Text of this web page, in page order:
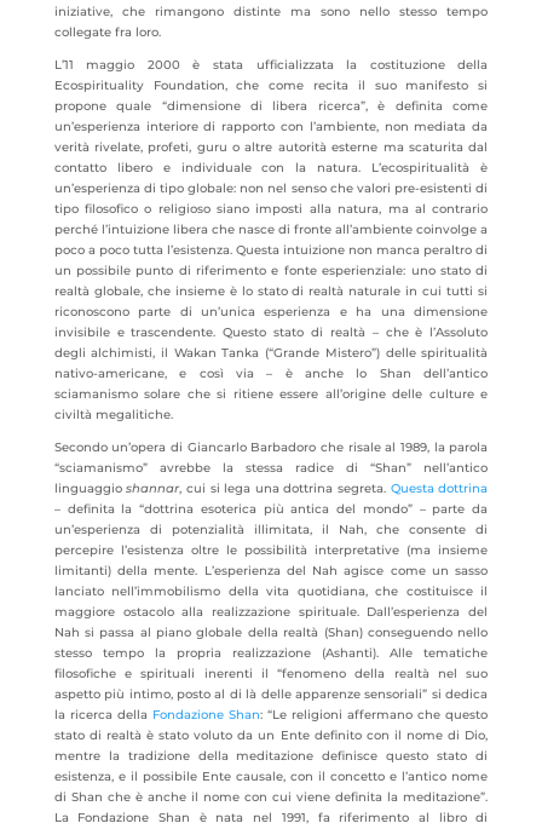
iniziative, che rimangono distinte ma sono nello stesso tempo
collegate fra loro.
L’11 maggio 2000 è stata ufficializzata la costituzione della
Ecospirituality Foundation, che come recita il suo manifesto si
propone quale “dimensione di libera ricerca”, è definita come
un’esperienza interiore di rapporto con l’ambiente, non mediata da
verità rivelate, profeti, guru o altre autorità esterne ma scaturita dal
contatto libero e individuale con la natura. L’ecospiritualità è
un’esperienza di tipo globale: non nel senso che valori pre-esistenti di
tipo filosofico o religioso siano imposti alla natura, ma al contrario
perché l’intuizione libera che nasce di fronte all’ambiente coinvolge a
poco a poco tutta l’esistenza. Questa intuizione non manca peraltro di
un possibile punto di riferimento e fonte esperienziale: uno stato di
realtà globale, che insieme è lo stato di realtà naturale in cui tutti si
riconoscono parte di un’unica esperienza e ha una dimensione
invisibile e trascendente. Questo stato di realtà – che è l’Assoluto
degli alchimisti, il Wakan Tanka (“Grande Mistero”) delle spiritualità
nativo-americane, e così via – è anche lo Shan dell’antico
sciamanismo solare che si ritiene essere all’origine delle culture e
civiltà megalitiche.
Secondo un’opera di Giancarlo Barbadoro che risale al 1989, la parola
“sciamanismo” avrebbe la stessa radice di “Shan” nell’antico
linguaggioshannar, cui si lega una dottrina segreta. Questa dottrina
– definita la “dottrina esoterica più antica del mondo” – parte da
un’esperienza di potenzialità illimitata, il Nah, che consente di
percepire l’esistenza oltre le possibilità interpretative (ma insieme
limitanti) della mente. L’esperienza del Nah agisce come un sasso
lanciato nell’immobilismo della vita quotidiana, che costituisce il
maggiore ostacolo alla realizzazione spirituale. Dall’esperienza del
Nah si passa al piano globale della realtà (Shan) conseguendo nello
stesso tempo la propria realizzazione (Ashanti). Alle tematiche
filosofiche e spirituali inerenti il “fenomeno della realtà nel suo
aspetto più intimo, posto al di là delle apparenze sensoriali” si dedica
la ricerca della Fondazione Shan: “Le religioni affermano che questo
stato di realtà è stato voluto da un Ente definito con il nome di Dio,
mentre la tradizione della meditazione definisce questo stato di
esistenza, e il possibile Ente causale, con il concetto e l’antico nome
di Shan che è anche il nome con cui viene definita la meditazione”.
La Fondazione Shan è nata nel 1991, fa riferimento al libro di